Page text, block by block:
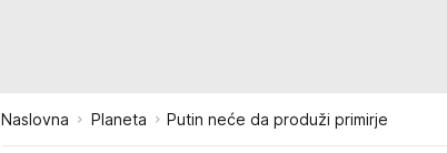
Naslovna Planeta Putin neće da produži primirje